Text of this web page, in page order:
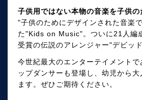
子供用ではない本物の音楽を子供の
"子供のためにデザインされた音楽
た"Kids on Music"。ついに21人編
受賞の伝説のアレンジャー"デビッ
今世紀最大のエンターテイメント
ップダンサーも登場し、幼児から
ます。ぜひご期待ください。